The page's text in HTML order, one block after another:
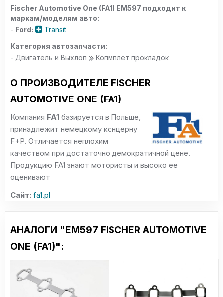
Fischer Automotive One (FA1) EM597 подходит к
маркам/моделям авто:
- Ford:
Transit
Категория автозапчасти:
- Двигатель и Выхлоп
Копмплет прокладок
О ПРОИЗВОДИТЕЛЕ FISCHER
AUTOMOTIVE ONE (FA1)
Компания FA1 базируется в Польше,
принадлежит немецкому концерну
F+P. Отличается неплохим
качеством при достаточно демократичной цене.
Продукцию FA1 знают мотористы и высоко ее
оценивают
Сайт: fa1.pl
АНАЛОГИ "EM597 FISCHER AUTOMOTIVE
ONE (FA1)":